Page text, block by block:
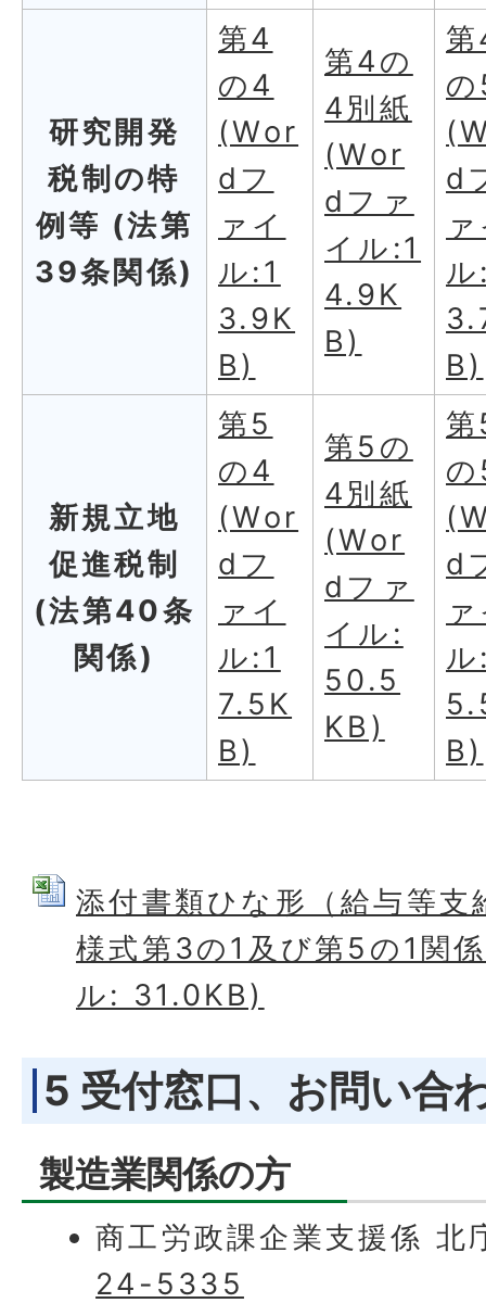
研究開発
税制の特
例等 (法第
39条関係)
第4
の4
(Wor
dフ
ァイ
ル:1
3.9K
B)
第4の
4別紙
(Wor
dファ
イル:1
4.9K
B)
d
B)
新規立地
促進税制
(法第40条
関係)
第5
の4
(Wor
dフ
ァイ
ル:1
7.5K
B)
第5の
4別紙
(Wor
dファ
イル:
50.5
KB)
d
B)
添付書類ひな形（給与等支
様式第3の1及び第5の1関
ル: 31.0KB)
5 受付窓口、お問い合
製造業関係の方
商工労政課企業支援係
24-5335